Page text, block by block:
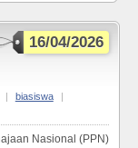
16/04/2026
biasiswa
Nasional (PPN)